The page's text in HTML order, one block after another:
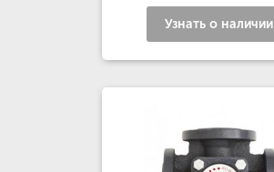
Узнать о наличии